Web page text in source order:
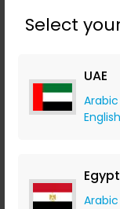
Select
UAE
Arabic
English
Egypt
Arabic